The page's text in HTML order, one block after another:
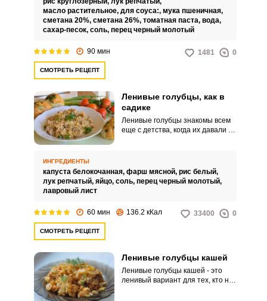
фарш, завёрнутый в капустный
лист и запечённый с соусом.
масло растительное, для соуса:, мука пшеничная,
сметана 20%, сметана 26%, томатная паста, вода,
сахар-песок, соль, перец черный молотый
90 мин 1481 0
СМОТРЕТЬ РЕЦЕПТ
Ленивые голубцы, как в
садике
Ленивые голубцы знакомы всем
еще с детства, когда их давали на
труда.
ИНГРЕДИЕНТЫ
капуста белокочанная, фарш мясной, рис белый,
лук репчатый, яйцо, соль, перец черный молотый,
лавровый лист
60 мин 136.2 кКал 33400 0
СМОТРЕТЬ РЕЦЕПТ
Ленивые голубцы кашей
Ленивые голубцы кашей - это
ленивый вариант для тех, кто не